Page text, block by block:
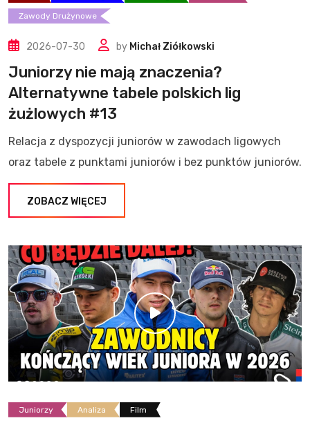
Zawody Drużynowe
2026-07-30 by Michał Ziółkowski
Juniorzy nie mają znaczenia?
Alternatywne tabele polskich lig
żużlowych #13
Relacja z dyspozycji juniorów w zawodach ligowych
oraz tabele z punktami juniorów i bez punktów juniorów.
ZOBACZ WIĘCEJ
Juniorzy Analiza Film